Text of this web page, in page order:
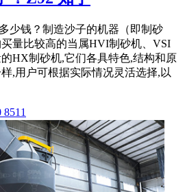
少钱？制造沙子的机器（即制砂
量比较高的当属HVI制砂机、VSI
HX制砂机,它们各具特色,结构和原
,用户可根据实际情况灵活选择,以